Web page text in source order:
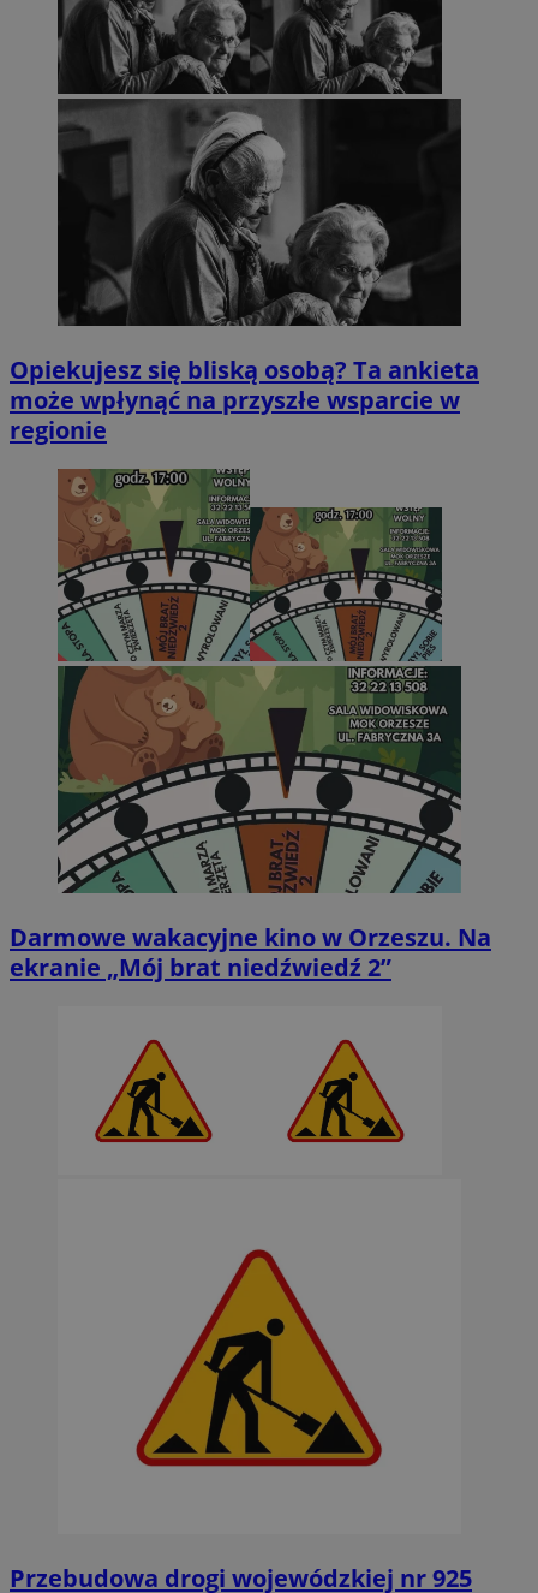
Opiekujesz się bliską osobą? Ta ankieta
może wpłynąć na przyszłe wsparcie w
regionie
Darmowe wakacyjne kino w Orzeszu. Na
ekranie „Mój brat niedźwiedź 2”
Przebudowa drogi wojewódzkiej nr 925